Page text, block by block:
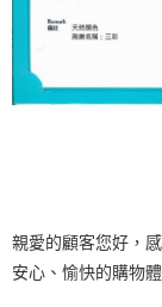
親愛的顧客您好，
安心、愉快的購物